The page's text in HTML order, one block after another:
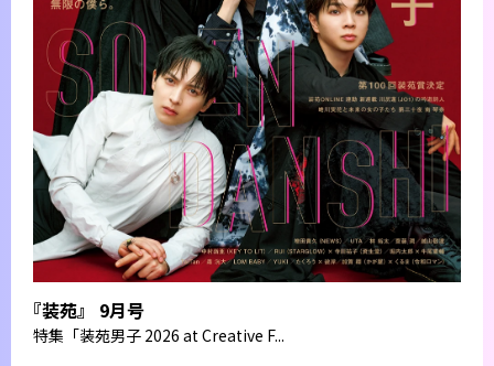
『装苑』 9月号
特集 「装苑男子 2026 at Creative F...